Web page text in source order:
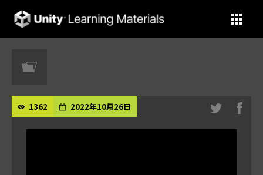
Unity Learning Materials
1362 2022年10月26日